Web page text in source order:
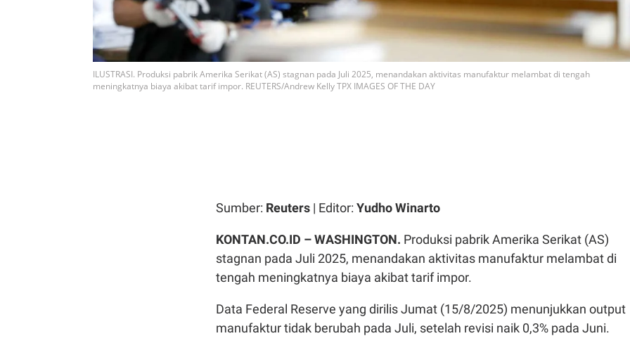
ILUSTRASI. Produksi pabrik Amerika Serikat (AS) stagnan pada Juli 2025, menandakan aktivitas manufaktur melambat di tengah
meningkatnya biaya akibat tarif impor. REUTERS/Andrew Kelly TPX IMAGES OF THE DAY
Sumber: Reuters | Editor: Yudho Winarto
KONTAN.CO.ID – WASHINGTON. Produksi pabrik Amerika Serikat (AS)
stagnan pada Juli 2025, menandakan aktivitas manufaktur melambat di
tengah meningkatnya biaya akibat tarif impor.
Data Federal Reserve yang dirilis Jumat (15/8/2025) menunjukkan output
manufaktur tidak berubah pada Juli, setelah revisi naik 0,3% pada Juni.